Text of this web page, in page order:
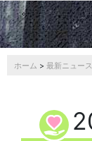
ホーム > 最新ニュース